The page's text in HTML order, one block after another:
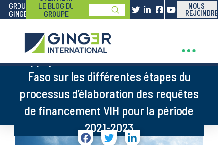
GROUPE
GINGER
LE BLOG DU
GROUPE
GINGER
Search
Submit
NOUS
REJOINDRE
Appuyer le SP/CNLS-IST du Burkina
Faso sur les différentes étapes du
processus d’élaboration des requêtes
de financement VIH pour la période
2021-2023